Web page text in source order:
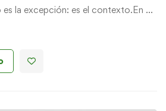
es la excepción: es el contexto.En …